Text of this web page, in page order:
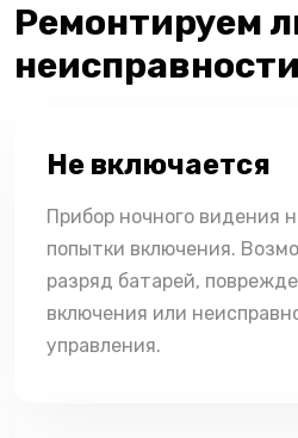
Ремонтируем
неисправности
Не включается
Прибор ночного видения
попытки включения.
разряд батарей,
включения или
управления.